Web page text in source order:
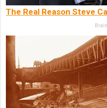
The Real Reason Steve